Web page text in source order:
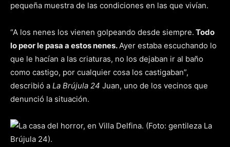
pequeña muestra de las condiciones en las que vivían.
“A los nenes los vienen golpeando desde siempre. Todo
lo peor le pasa a estos nenes.Ayer estaba escuchando lo
que le hacían a las criaturas, no los dejaban ir al baño
como castigo, por cualquier cosa los castigaban”,
describió a La Brújula 24 Juan, uno de los vecinos que
denunció la situación.